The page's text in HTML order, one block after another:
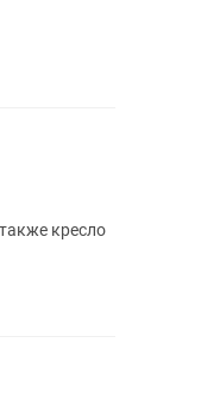
кресло